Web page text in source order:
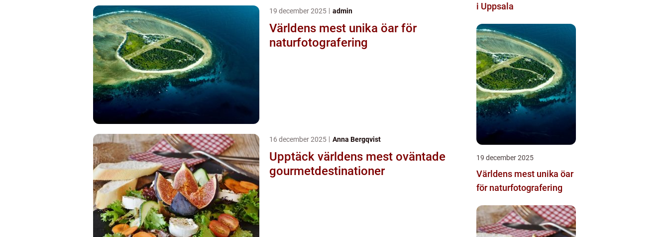
19 december 2025 admin
Världens mest unika öar för
naturfotografering
16 december 2025 Anna Bergqvist
Upptäck världens mest oväntade
gourmetdestinationer
i Uppsala
19 december 2025
Världens mest unika öar
för naturfotografering